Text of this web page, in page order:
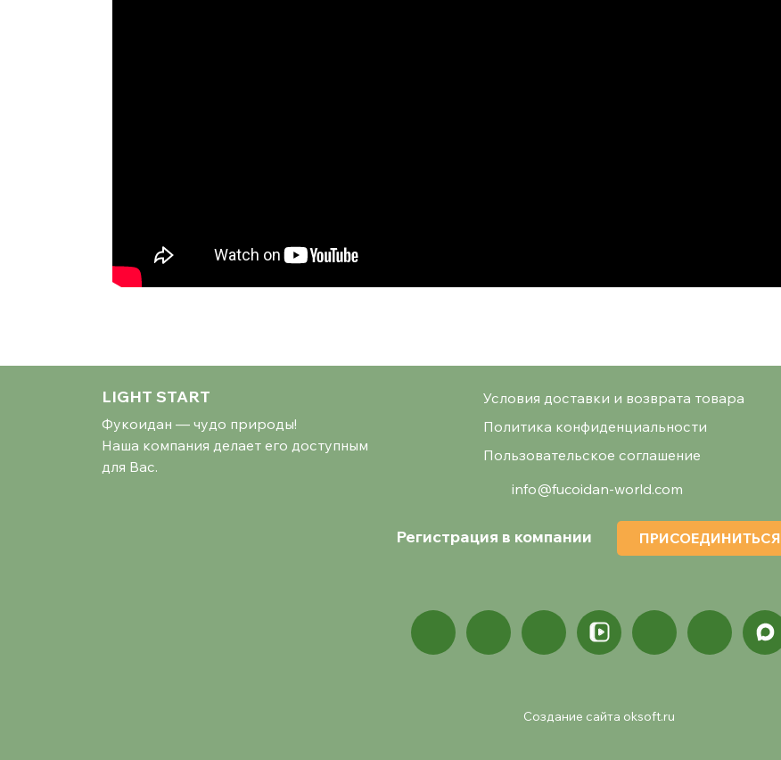
LIGHT START
Фукоидан — чудо природы!
Наша компания делает его доступным
для Вас.
Условия доставки и возврата товара
Политика конфиденциальности
Пользовательское соглашение
info@fucoidan-world.com
Регистрация в компании ПРИСОЕДИНИТЬСЯ
Создание сайта oksoft.ru